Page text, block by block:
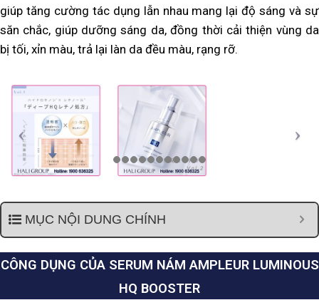
giúp tăng cường tác dụng lẫn nhau mang lại độ sáng và sự
săn chắc, giúp dưỡng sáng da, đồng thời cải thiện vùng da
bị tối, xỉn màu, trả lại làn da đều màu, rạng rỡ.
MỤC NỘI DUNG CHÍNH
CÔNG DỤNG CỦA SERUM NÁM AMPLEUR LUMINOUS
HQ BOOSTER